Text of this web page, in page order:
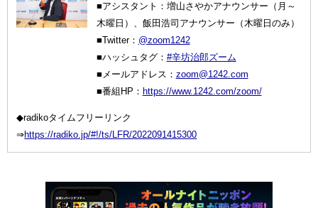
■アシスタント：増山さやかアナウンサー（月～
木曜日）、飯田浩司アナウンサー（木曜日のみ）
■Twitter： @zoom1242
■ハッシュタグ： #辛坊治郎ズーム
■メールアドレス： zoom@1242.com
■番組HP： https://www.1242.com/zoom/
◆radikoタイムフリーリンク
⇒https://radiko.jp/#!/ts/LFR/2022091415300